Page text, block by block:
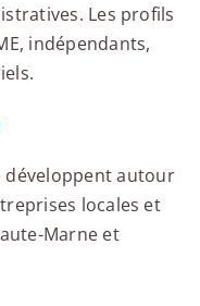
Les profils
indépendants,
développent autour
locales et
Marne et